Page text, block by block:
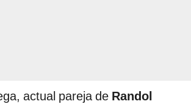
actual pareja de Randol